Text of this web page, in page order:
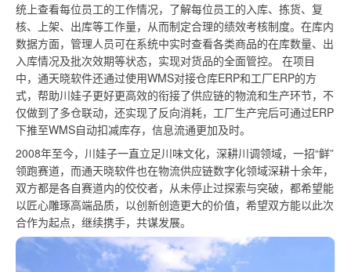
统上查看每位员工的工作情况，了解每位员工的入库、拣货、复
核、上架、出库等工作量，从而制定合理的绩效考核制度。在库内
数据方面，管理人员可在系统中实时查看各类商品的在库数量、出
入库情况及批次效期等状态，实现对货品的全面管控。 在项目
中，通天晓软件还通过使用WMS对接仓库ERP和工厂ERP的方
式，帮助川娃子更好更高效的衔接了供应链的物流和生产环节，不
仅做到了多仓联动，还实现了反向消耗，工厂生产完后可通过ERP
下推至WMS自动扣减库存，信息流通更加及时。
2008年至今，川娃子一直立足川味文化，深耕川调领域，一招“鲜”
领跑赛道，而通天晓软件也在物流供应链数字化领域深耕十余年，
双方都是各自赛道内的佼佼者，从未停止过探索与突破，都希望能
以匠心雕琢高端品质，以创新创造更大的价值，希望双方能以此次
合作为起点，继续携手，共谋发展。